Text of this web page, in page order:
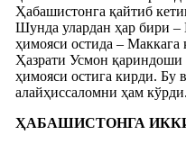
Ҳaбашистонга қайтиб
Шунда улардан ҳар бири
ҳимояси остида – Маккага
Ҳазрати Усмон
ҳимояси остига кирди. Бу
алайҳиссаломни ҳам кўрди.
ҲАБАШИСТОНГА